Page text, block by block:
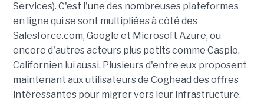
Services). C'est l'une des nombreuses plateformes
en ligne qui se sont multipliées à côté des
Salesforce.com, Google et Microsoft Azure, ou
encore d'autres acteurs plus petits comme Caspio,
Californien lui aussi. Plusieurs d'entre eux proposent
maintenant aux utilisateurs de Coghead des offres
intéressantes pour migrer vers leur infrastructure.